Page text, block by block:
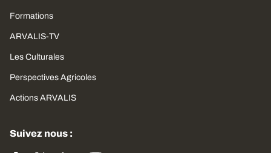
Formations
ARVALIS-TV
Les Culturales
Perspectives Agricoles
Actions ARVALIS
Suivez nous :